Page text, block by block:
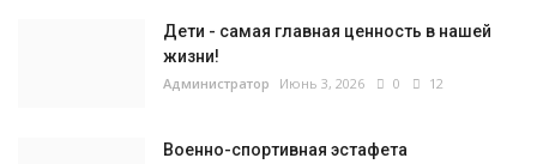
Дети - самая главная ценность в нашей
жизни!
Администратор Июнь 3, 2026 0 12
Военно-спортивная эстафета